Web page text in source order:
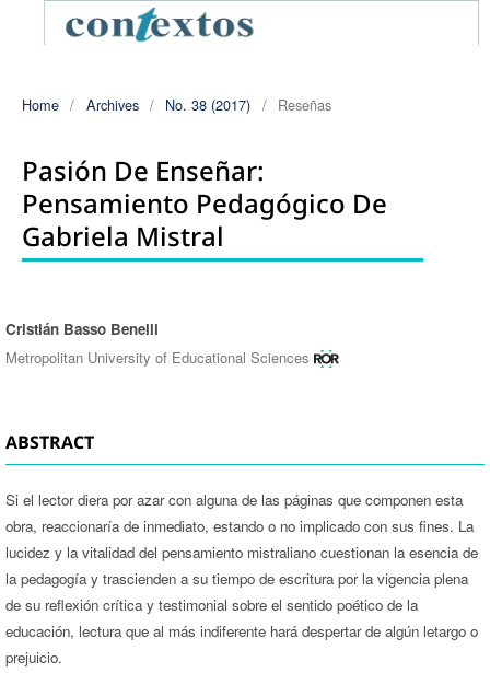
Home / Archives / No. 38 (2017) / Reseñas
Pasión De Enseñar:
Pensamiento Pedagógico De
Gabriela Mistral
Authors
Cristián Basso Benelli
Metropolitan University of Educational Sciences
ABSTRACT
Si el lector diera por azar con alguna de las páginas que componen esta
obra, reaccionaría de inmediato, estando o no implicado con sus fines. La
lucidez y la vitalidad del pensamiento mistraliano cuestionan la esencia de
la pedagogía y trascienden a su tiempo de escritura por la vigencia plena
de su reflexión crítica y testimonial sobre el sentido poético de la
educación, lectura que al más indiferente hará despertar de algún letargo o
prejuicio.